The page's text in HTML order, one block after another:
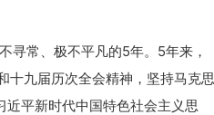
常、极不平凡的5年。5年来，
十九届历次全会精神，坚持马克思
近平新时代中国特色社会主义思